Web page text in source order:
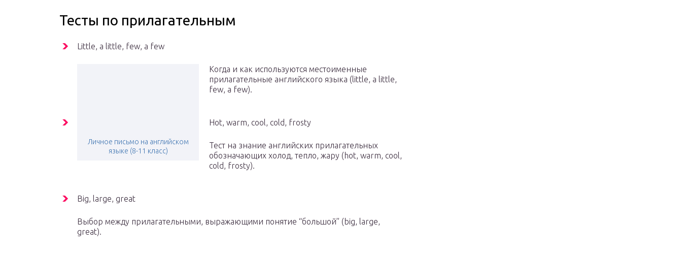
Тесты по прилагательным
Little, a little, few, a few
Личное письмо на английском
языке (8-11 класс)
Когда и как используются местоименные
прилагательные английского языка (little, a little,
few, a few).
Hot, warm, cool, cold, frosty
Тест на знание английских прилагательных
обозначающих холод, тепло, жару (hot, warm, cool,
cold, frosty).
Big, large, great
Выбор между прилагательными, выражающими понятие “большой” (big, large,
great).